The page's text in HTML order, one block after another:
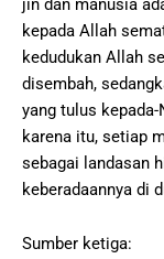
jin dan manusia
kepada Allah
kedudukan Allah
disembah,
yang tulus
karena itu, setiap
sebagai landasan
keberadaannya di
Sumber ketiga: